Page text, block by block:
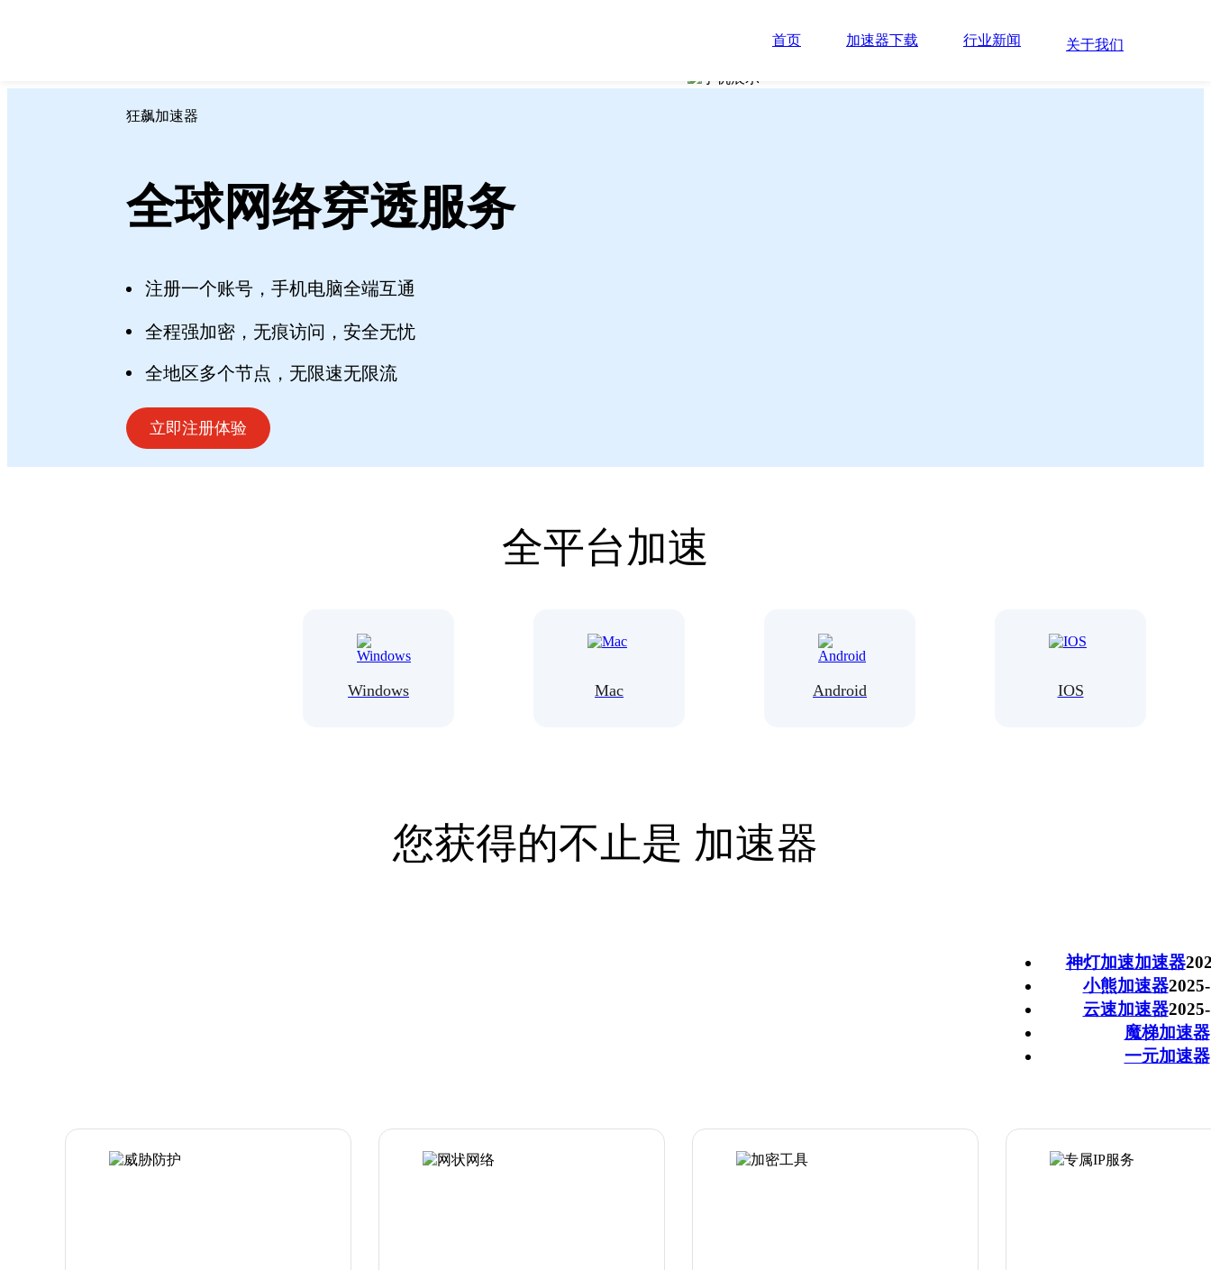
首页 加速器下载 行业新闻 关于我们
狂飙加速器
全球网络穿透服务
注册一个账号，手机电脑全端互通
全程强加密，无痕访问，安全无忧
全地区多个节点，无限速无限流
立即注册体验
全平台加速
Windows Mac Android IOS
您获得的不止是 加速器
神灯加速加速器
小熊加速器
云速加速器
魔梯加速器
一元加速器